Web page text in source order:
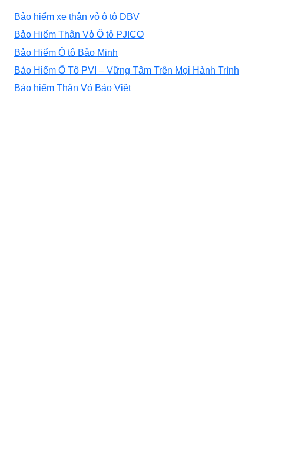
Bảo hiểm xe thân vỏ ô tô DBV
Bảo Hiểm Thân Vỏ Ô tô PJICO
Bảo Hiểm Ô tô Bảo Minh
Bảo Hiểm Ô Tô PVI – Vững Tâm Trên Mọi Hành Trình
Bảo hiểm Thân Vỏ Bảo Việt